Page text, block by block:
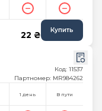
22 ₴ Купить
Код: 11537
Партномер: MR984262
1 день В пути